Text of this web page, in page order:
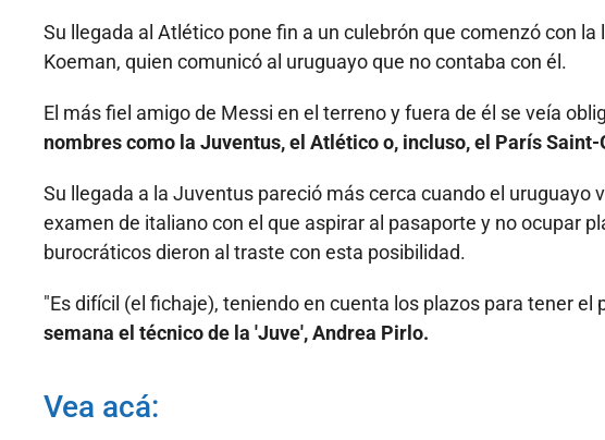
Su llegada al Atlético pone fin a un culebrón que comenzó con
Koeman, quien comunicó al uruguayo que no contaba con él.
El más fiel amigo de Messi en el terreno y fuera de él se veía
nombres como la Juventus, el Atlético o, incluso, el París Saint-
Su llegada a la Juventus pareció más cerca cuando el uruguayo
examen de italiano con el que aspirar al pasaporte y no ocupar
burocráticos dieron al traste con esta posibilidad.
"Es difícil (el fichaje), teniendo en cuenta los plazos para tener el
semana el técnico de la 'Juve', Andrea Pirlo.
Vea acá: